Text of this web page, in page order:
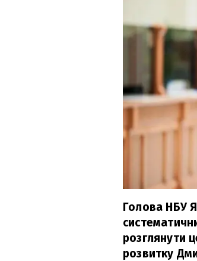
Голова НБУ
розглянути
розвитку